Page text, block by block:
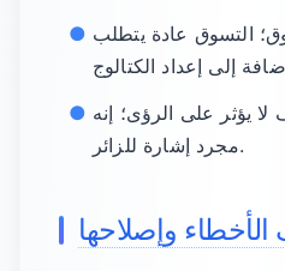
التسوق عادة يتطلب
لا يؤثر على الرؤى؛ إنه
مجرد إشارة للزائر.
وإصلاحها